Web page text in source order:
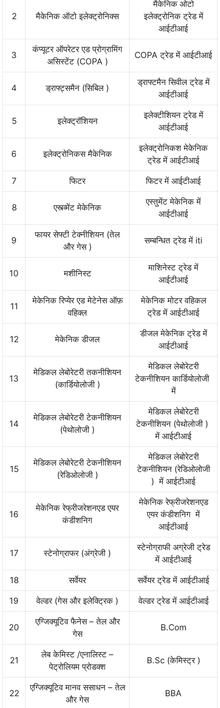
2 मैकेनिक ऑटो इलेक्ट्रोनिक्स
मैकेनिक ओटो
इलेक्ट्रोनिक ट्रेड में
आईटीआई
3
कंप्यूटर ऑपरेटर एड प्रोग्रामिंग
असिस्टेंट (COPA )
COPA ट्रेड में आईटीआई
4 ड्राफ्ट्समैन (सिबिल )
ड्राफ्टमैन सिवील ट्रेड में
आईटीआई
5 इलेक्ट्रॉशियन
इलेक्टीशियन ट्रेड में
आईटीआई
6 इलेक्ट्रोनिकस मैकेनिक
इलेक्ट्रोनिकश मेकेनिक
ट्रेड में आईटीआई
7 फिटर फिटर में आईटीआई
8 एस्त्व्मेंट मेकेनिक
एस्तुमेंट मेकेनिक में
आईटीआई
9
फायर सेफ्टी टेक्नीशियन (तेल
और गेस )
सम्बन्धित ट्रेड में iti
10 मशीनिस्ट
माशिनेस्ट ट्रेड में
आईटीआई
11
मेकेनिक रिप्येर एड मेटेनेस ऑफ़
वहिक्ल
मेकेनिक मोटर वहिकल
ट्रेड में आईटीआई
12 मेकेनिक डीजल
डीजल मेकेनिक ट्रेड में
आईटीआई
13
मेडिकल लेबोरेटरी तकनीशियन
(कार्डियोलोजी )
मेडिकल लेबोरेटरी
टेकनीशियन कार्डियोलोजी
में
14
मेडिकल लेबोरेटरी टेकनीशियन
(पेथोलोजी )
मेडिकल लेबोरेटरी
टेकनीशियन (पेथोलोजी )
में आईटीआई
15
मेडिकल लेबोरेटरी टेकनीशियन
(रेडिओलोजी )
मेडिकल लेबोरेटरी
टेकनीशियन (रेडिओलोजी
) में आईटीआई
16
मेकेनिक रेफ्रीजरेशनएड एयर
कंडीशनिग
मेकेनिक रेफ्रीजरेशनएड
एयर कंडीशनिग में
आईटीआई
17 स्टेनोग्राफर (अंग्रेजी )
स्टेनोग्राफी अग्रेजी ट्रेड
में आईटीआई
18 सर्वेयर सर्वेयर ट्रेड में आईटीआई
19 वेल्डर (गेस और इलेक्ट्रिक ) वेल्डर ट्रेड में आईटीआई
20
एग्जिक्यूटिव फैनेस – तेल और
गेस
B.Com
21
लेब केमिस्ट /एनालिस्ट –
पेट्रोलियम प्रोडक्श
B.Sc (केमिस्ट्र )
22
एग्जिक्यूटिव मानव ससाधन – तेल
और गेस
BBA